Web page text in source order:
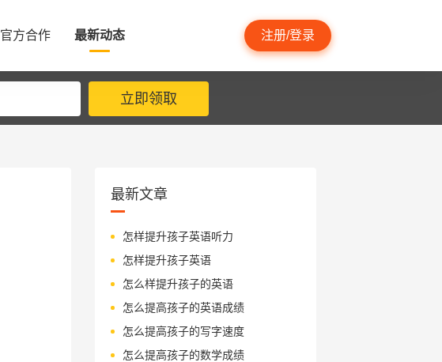
方合作 最新动态 注册/登录
立即领取
最新文章
怎样提升孩子英语听力
怎样提升孩子英语
怎么样提升孩子的英语
怎么提高孩子的英语成绩
怎么提高孩子的写字速度
怎么提高孩子的数学成绩